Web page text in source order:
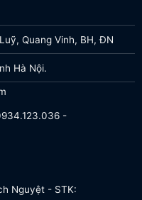
Quang Vinh, BH, ĐN
Hà Nội.
-
Nguyệt - STK: